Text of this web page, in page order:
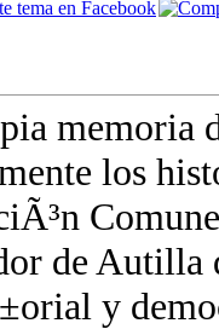
memoria
los
de Autilla
y